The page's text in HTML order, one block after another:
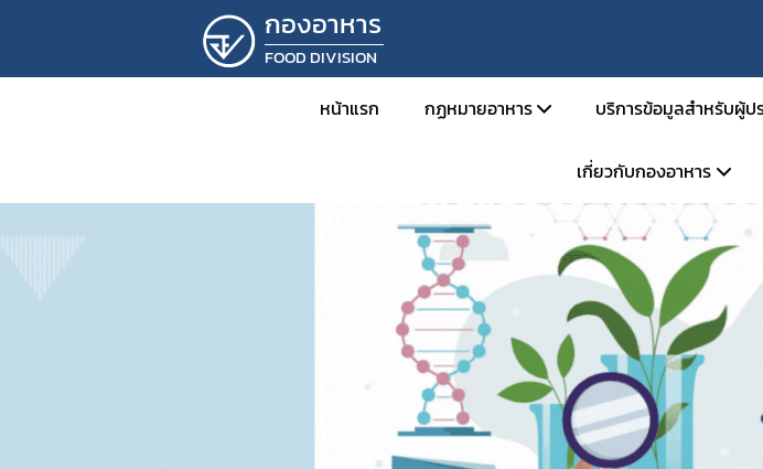
กองอาหาร
FOOD DIVISION
หน้าแรก กฏหมายอาหาร
ข่าวสารด้านกฎหมายอาหาร
กฎหมายอาหารและกฎหมายลำดับรอง
พระราชบัญญัติอาหาร พ.ศ. 2522
กฎกระทรวงสาธารณสุข
ประกาศกระทรวงสาธารณสุข
ประกาศสำนักงานคณะกรรมการอาหารและ
ระเบียบสำนักงานคณะกรรมการอาหารแ
คำสั่งสำนักงานคณะกรรมการอาหารและ
บริการข้อมูลสำหรับผู้ป
คู่มือสำหรับประชา
การยื่นขออนุญาตด้
การขออนุญาต อย
หลักเกณฑ์ / ข้อก
ระบบ e-Submission
ระบบเลขเสมือน
ระบบให้คำปรึกษา
โปรแกรมสำหรับผู้
เกี่ยวกับกองอาหาร
โครงสร้างหน่วยงาน
วิสัยทัศน์ พันธกิจ
การดำเนินงานองค์